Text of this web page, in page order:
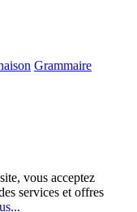
Grammaire
vous acceptez
services et offres